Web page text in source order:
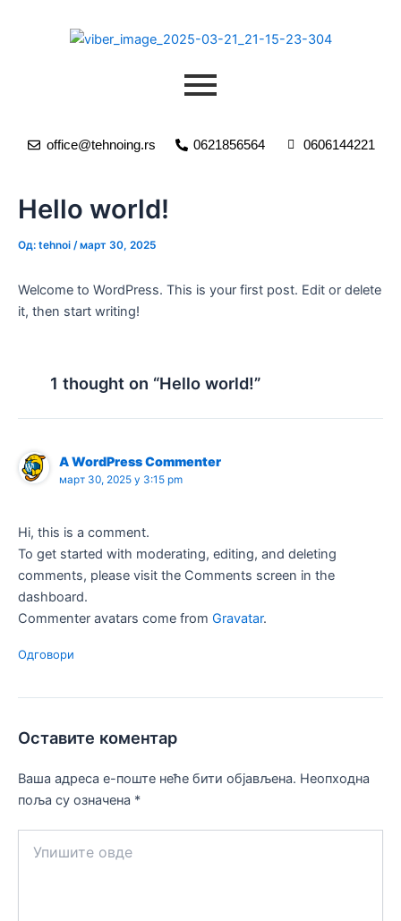
office@tehnoing.rs 0621856564 0606144221
Hello world!
Од: tehnoi /март 30, 2025
Welcome to WordPress. This is your first post. Edit or delete
it, then start writing!
1 thought on “Hello world!”
A WordPress Commenter
март 30, 2025 у 3:15 pm
Hi, this is a comment.
To get started with moderating, editing, and deleting
comments, please visit the Comments screen in the
dashboard.
Commenter avatars come from Gravatar.
Одговори
Оставите коментар
Ваша адреса е-поште неће бити објављена. Неопходна
поља су означена *
овде